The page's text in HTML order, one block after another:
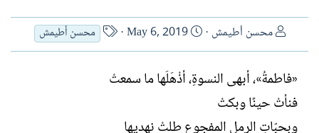
ا
ل
ا
ب
محسن أطيمش
ت
ا
ر
ي
May 6, 2019
ا
س
محسن أطيمش
«فاطمةُ»، أبهى النسوةِ، أذْهَلَها ما سمعتْ
فنأتْ حينًا وبكتْ
وبحبّاتِ الرملِ المفجوع طلتْ نهديها